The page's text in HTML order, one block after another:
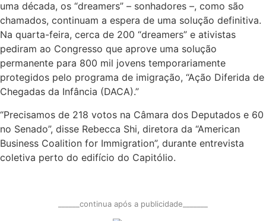
uma década, os “dreamers” – sonhadores –, como são
chamados, continuam a espera de uma solução definitiva.
Na quarta-feira, cerca de 200 “dreamers” e ativistas
pediram ao Congresso que aprove uma solução
permanente para 800 mil jovens temporariamente
protegidos pelo programa de imigração, “Ação Diferida de
Chegadas da Infância (DACA).”
“Precisamos de 218 votos na Câmara dos Deputados e 60
no Senado”, disse Rebecca Shi, diretora da “American
Business Coalition for Immigration”, durante entrevista
coletiva perto do edifício do Capitólio.
______continua após a publicidade_______